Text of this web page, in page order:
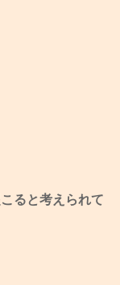
ると考えられて